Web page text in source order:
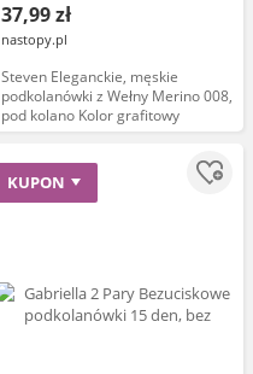
37,99 zł
nastopy.pl
Steven Eleganckie, męskie
podkolanówki z Wełny Merino 008,
pod kolano Kolor grafitowy
KUPON